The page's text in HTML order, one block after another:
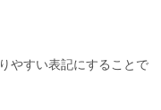
やすい表記にすることで